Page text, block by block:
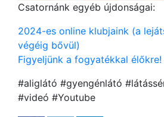
Csatornánk egyéb újdonságai:
2024-es online klubjaink (a
végéig bővül)
Figyeljünk a fogyatékkal
#aliglátó #gyengénlátó
#videó #Youtube